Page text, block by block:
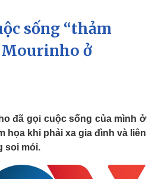
Xã hội
Tin 24h
Dự báo thời tiết
sống “thảm
Mourinho ở
đã gọi cuộc sống của mình ở
họa khi phải xa gia đình và liên
soi mói.